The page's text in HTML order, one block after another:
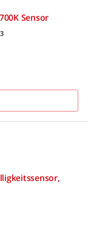
Sensor